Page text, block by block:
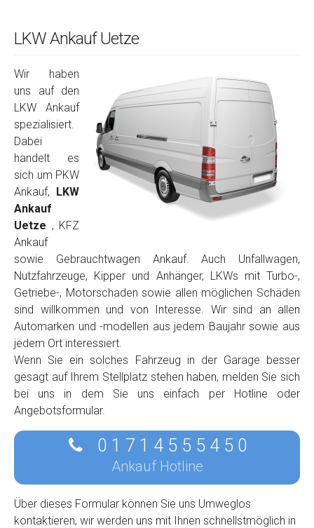
LKW Ankauf Uetze
Wir haben
uns auf den
LKW Ankauf
spezialisiert.
Dabei
handelt es
sich um PKW
Ankauf,
LKW
Ankauf
Uetze , KFZ
Ankauf
sowie Gebrauchtwagen Ankauf. Auch Unfallwagen,
Nutzfahrzeuge, Kipper und Anhänger, LKWs mit Turbo-,
Getriebe-, Motorschaden sowie allen möglichen Schäden
sind willkommen und von Interesse. Wir sind an allen
Automarken und -modellen aus jedem Baujahr sowie aus
jedem Ort interessiert.
Wenn Sie ein solches Fahrzeug in der Garage besser
gesagt auf Ihrem Stellplatz stehen haben, melden Sie sich
bei uns in dem Sie uns einfach per Hotline oder
Angebotsformular.
0 1 7 1 4 5 5 5 4 5 0
Ankauf Hotline
Über dieses Formular können Sie uns Umweglos
kontaktieren, wir werden uns mit Ihnen schnellstmöglich in